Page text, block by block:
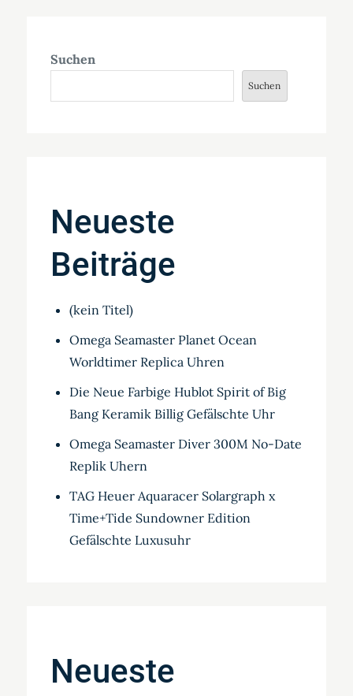
Suchen
Suchen
Neueste
Beiträge
(kein Titel)
Omega Seamaster Planet Ocean
Worldtimer Replica Uhren
Die Neue Farbige Hublot Spirit of Big
Bang Keramik Billig Gefälschte Uhr
Omega Seamaster Diver 300M No-Date
Replik Uhern
TAG Heuer Aquaracer Solargraph x
Time+Tide Sundowner Edition
Gefälschte Luxusuhr
Neueste